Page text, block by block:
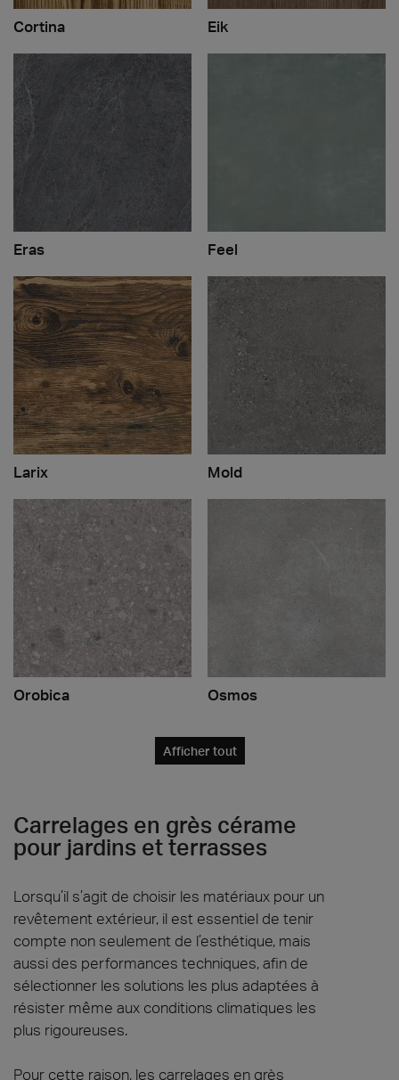
Cortina Eik
Eras Feel
Larix Mold
Orobica Osmos
Afficher tout
Carrelages en grès cérame
pour jardins et terrasses
Lorsqu’il s’agit de choisir les matériaux pour un
revêtement extérieur, il est essentiel de tenir
compte non seulement de l’esthétique, mais
aussi des performances techniques, afin de
sélectionner les solutions les plus adaptées à
résister même aux conditions climatiques les
plus rigoureuses.
Pour cette raison, les carrelages en grès